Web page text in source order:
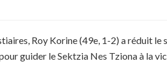
Roy Korine (49e, 1-2) a réduit le
guider le Sektzia Nes Tziona à la